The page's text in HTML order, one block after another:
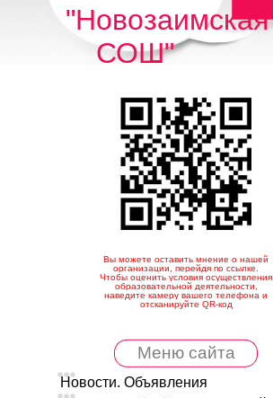
"Новозаимская
СОШ"
Вы можете оставить мнение о нашей
организации, перейдя по ссылке.
Чтобы оценить условия осуществления
образовательной деятельности,
наведите камеру вашего телефона и
отсканируйте QR-код
Меню сайта
Новости. Объявления